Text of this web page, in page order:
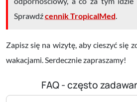
Sprawdźcennik TropicalMed.
Zapisz się na wizytę, aby cieszyć się
wakacjami. Serdecznie zapraszamy!
FAQ - często